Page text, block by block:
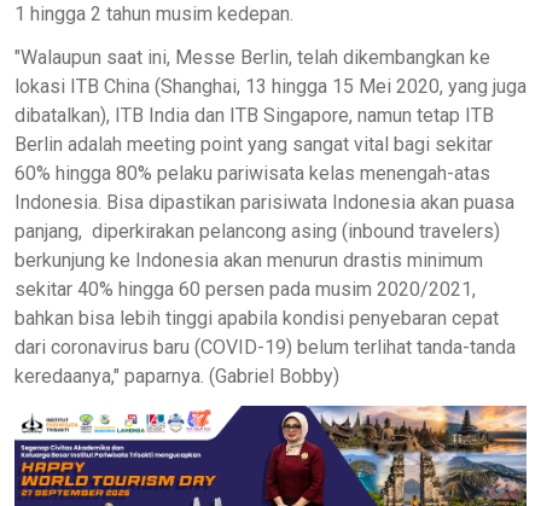
1 hingga 2 tahun musim kedepan.
"Walaupun saat ini, Messe Berlin, telah dikembangkan ke
lokasi ITB China (Shanghai, 13 hingga 15 Mei 2020, yang juga
dibatalkan), ITB India dan ITB Singapore, namun tetap ITB
Berlin adalah meeting point yang sangat vital bagi sekitar
60% hingga 80% pelaku pariwisata kelas menengah-atas
Indonesia. Bisa dipastikan parisiwata Indonesia akan puasa
panjang, diperkirakan pelancong asing (inbound travelers)
berkunjung ke Indonesia akan menurun drastis minimum
sekitar 40% hingga 60 persen pada musim 2020/2021,
bahkan bisa lebih tinggi apabila kondisi penyebaran cepat
dari coronavirus baru (COVID-19) belum terlihat tanda-tanda
keredaanya," paparnya. (Gabriel Bobby)